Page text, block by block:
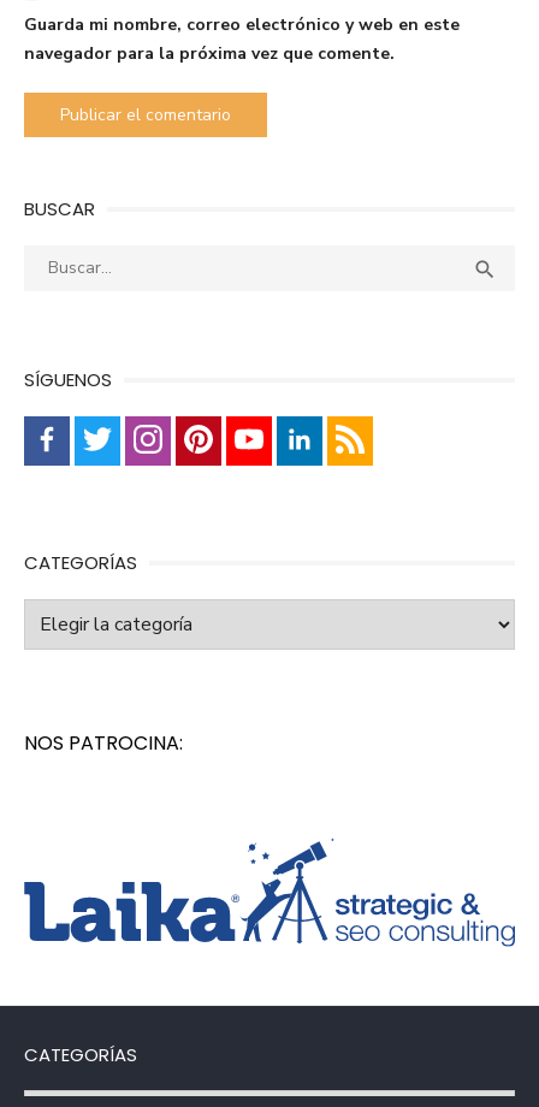
Guarda mi nombre, correo electrónico y web en este
navegador para la próxima vez que comente.
BUSCAR
Buscar: 
SÍGUENOS
CATEGORÍAS
Categorías
NOS PATROCINA:
CATEGORÍAS